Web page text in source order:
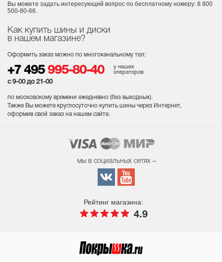
Как купить шины и диски
в нашем магазине?
Оформить заказ можно по многоканальному тел:
+7 495 995-80-40
у наших
операторов
с 9-00 до 21-00
по московскому времени ежедневно (без выходных).
Также Вы можете круглосуточно купить шины через Интернет,
оформив свой заказ на нашем сайте.
Вы можете задать интересующий вопрос по бесплатному номеру: 8 800
500-80-66.
мы в социальных сетях –
Рейтинг магазина:
4.9